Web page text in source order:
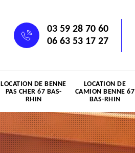
03 59 28 70 60
06 63 53 17 27
LOCATION DE BENNE
PAS CHER 67 BAS-
RHIN
LOCATION DE
CAMION BENNE 67
BAS-RHIN